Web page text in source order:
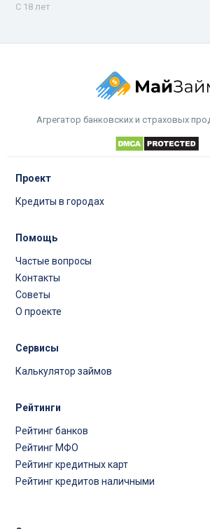
С 18 лет
Агрегатор банковских и страховых
Проект
Кредиты в городах
Помощь
Частые вопросы
Контакты
Советы
О проекте
Сервисы
Калькулятор займов
Рейтинги
Рейтинг банков
Рейтинг МФО
Рейтинг кредитных карт
Рейтинг кредитов наличными